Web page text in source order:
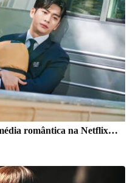
romântica na Netflix…